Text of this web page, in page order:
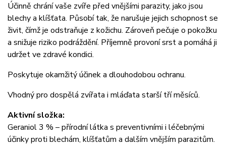
Účinně chrání vaše zvíře před vnějšími parazity, jako jsou
blechy a klíšťata. Působí tak, že narušuje jejich schopnost se
živit, čímž je odstraňuje z kožichu. Zároveň pečuje o pokožku
a snižuje riziko podráždění. Příjemně provoní srst a pomáhá ji
udržet ve zdravé kondici.
Poskytuje okamžitý účinek a dlouhodobou ochranu.
Vhodný pro dospělá zvířata i mláďata starší tří měsíců.
Aktivní složka:
Geraniol 3 % – přírodní látka s preventivními i léčebnými
účinky proti blechám, klíšťatům a dalším vnějším parazitům.